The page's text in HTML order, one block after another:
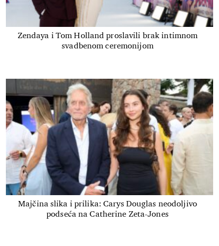
Zendaya i Tom Holland proslavili brak intimnom
svadbenom ceremonijom
Majčina slika i prilika: Carys Douglas neodoljivo
podseća na Catherine Zeta-Jones